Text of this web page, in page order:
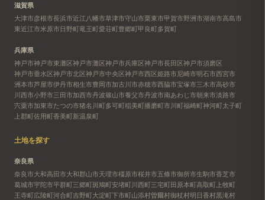
滋賀県
大津市彦根市長浜市近江八幡市草津市守山市栗東市甲賀市野洲市湖南市高島市
東近江市米原市日野町竜王町愛荘町豊郷町甲良町多賀町
兵庫県
神戸市神戸市東灘区神戸市灘区神戸市兵庫区神戸市長田区神戸市須磨区
神戸市垂水区神戸市北区神戸市中央区神戸市西区姫路市尼崎市明石市西宮市
洲本市芦屋市伊丹市相生市豊岡市加古川市赤穂市西脇市宝塚市三木市高砂市
川西市小野市三田市加西市丹波篠山市養父市丹波市南あわじ市朝来市淡路市
宍粟市加東市たつの市猪名川町多可町稲美町播磨町市川町福崎町神河町太子町
上郡町佐用町香美町新温泉町
土地を探す
奈良県
奈良市大和高田市大和郡山市天理市橿原市桜井市五條市御所市生駒市香芝市
葛城市宇陀市平群町三郷町斑鳩町安堵町川西町三宅町田原本町高取町 上牧町
王寺町広陵町河合町吉野町大淀町下市町山添村曽爾村御杖村明日香村黒滝村